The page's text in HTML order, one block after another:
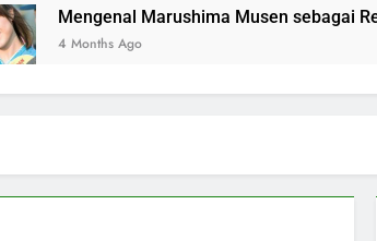
Mengenal Marushima Musen sebagai Rekan
4 Months Ago